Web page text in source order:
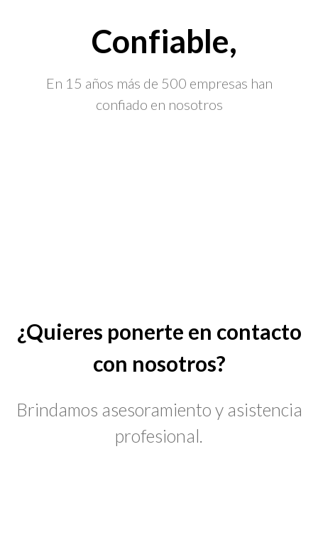
Confiable,
En 15 años más de 500 empresas han
confiado en nosotros
¿Quieres ponerte en contacto
con nosotros?
Brindamos asesoramiento y asistencia
profesional.